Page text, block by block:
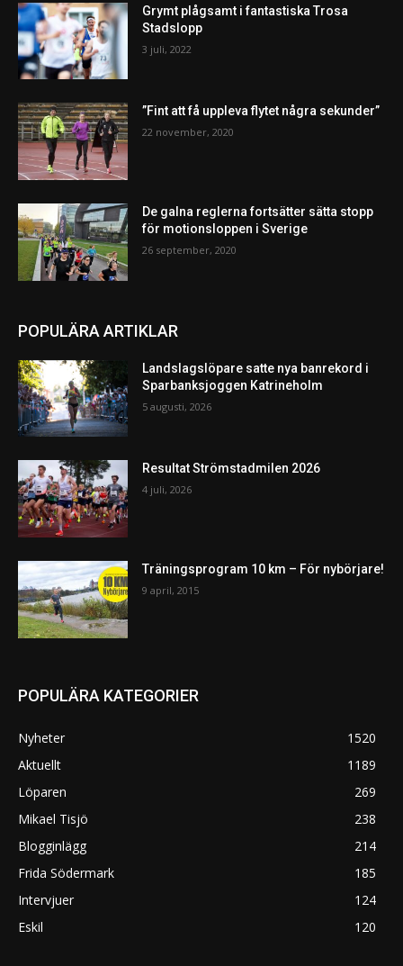
Grymt plågsamt i fantastiska Trosa
Stadslopp
3 juli, 2022
”Fint att få uppleva flytet några sekunder”
22 november, 2020
De galna reglerna fortsätter sätta stopp
för motionsloppen i Sverige
26 september, 2020
POPULÄRA ARTIKLAR
Landslagslöpare satte nya banrekord i
Sparbanksjoggen Katrineholm
5 augusti, 2026
Resultat Strömstadmilen 2026
4 juli, 2026
Träningsprogram 10 km – För nybörjare!
9 april, 2015
POPULÄRA KATEGORIER
Nyheter
1520
Aktuellt
1189
Löparen
269
Mikael Tisjö
238
Blogginlägg
214
Frida Södermark
185
Intervjuer
124
Eskil
120